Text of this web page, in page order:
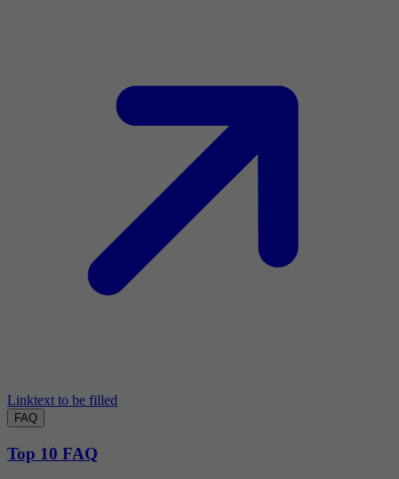
Linktext to be filled
FAQ
Top 10 FAQ